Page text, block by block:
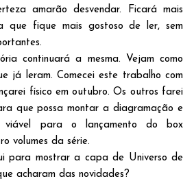
amarão desvendar. Ficará mais
que fique mais gostoso de ler, sem
continuará a mesma. Vejam como
já leram. Comecei este trabalho com
físico em outubro. Os outros farei
que possa montar a diagramação e
para o lançamento do box
volumes da série.
para mostrar a capa de Universo de
acharam das novidades?